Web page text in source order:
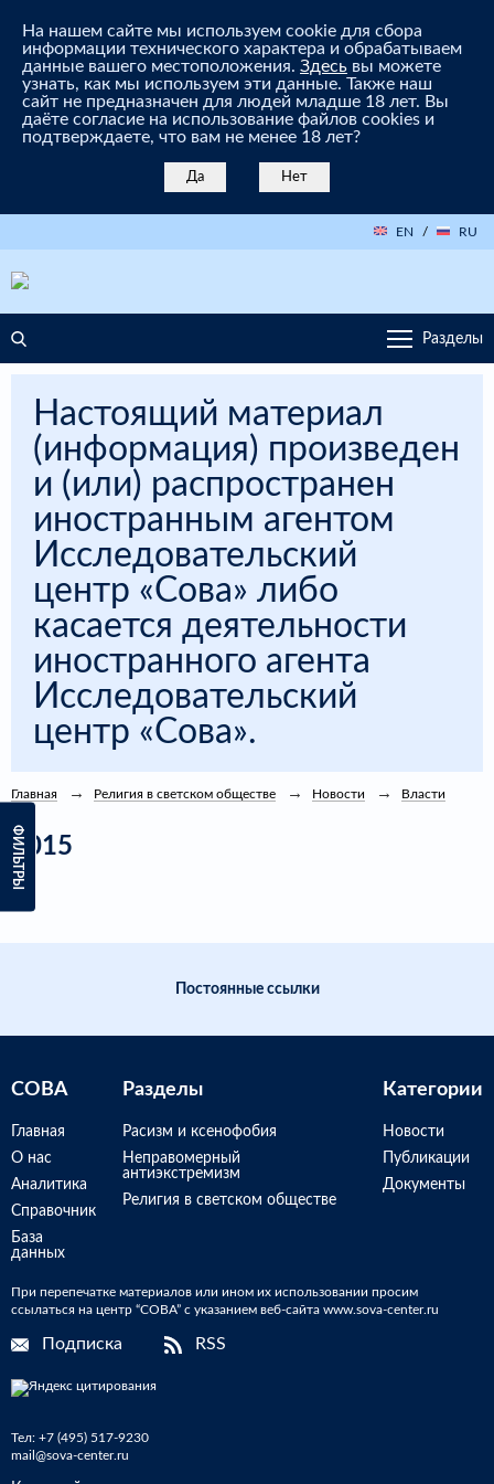
На нашем сайте мы используем cookie для сбора
информации технического характера и обрабатываем
данные вашего местоположения. Здесь вы можете
узнать, как мы используем эти данные. Также наш
сайт не предназначен для людей младше 18 лет. Вы
даёте согласие на использование файлов cookies и
подтверждаете, что вам не менее 18 лет?
Да Нет
EN / RU
Разделы
Настоящий материал
(информация) произведен
и (или) распространен
иностранным агентом
Исследовательский
центр «Сова» либо
касается деятельности
иностранного агента
Исследовательский
центр «Сова».
ФИЛЬТРЫ
Главная Религия в светском обществе Новости Власти
2015
Постоянные ссылки
СОВА
Главная
О нас
Аналитика
Справочник
База
данных
Разделы
Расизм и ксенофобия
Неправомерный
антиэкстремизм
Религия в светском обществе
Категории
Новости
Публикации
Документы
При перепечатке материалов или ином их использовании просим
ссылаться на центр “СОВА” с указанием веб-сайта www.sova-center.ru
Подписка RSS
Тел: +7 (495) 517-9230
mail@sova-center.ru